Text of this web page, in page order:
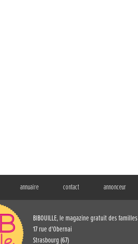
annuaire contact annonceur
BIBOUILLE, le magazine gratuit des familles
17 rue d'Obernai
Strasbourg (67)